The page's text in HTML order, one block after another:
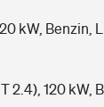
kW, Benzin,
2.4), 120 kW,